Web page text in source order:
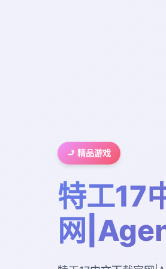
🚬 精品游戏
特工17
网